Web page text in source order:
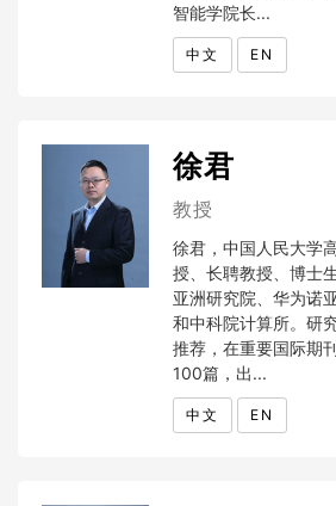
智能学院长...
中文 EN
徐君
教授
徐君，中国人民大学
授、长聘教授、博士
亚洲研究院、华为诺
和中科院计算所。研
推荐，在重要国际期
100篇，出...
中文 EN